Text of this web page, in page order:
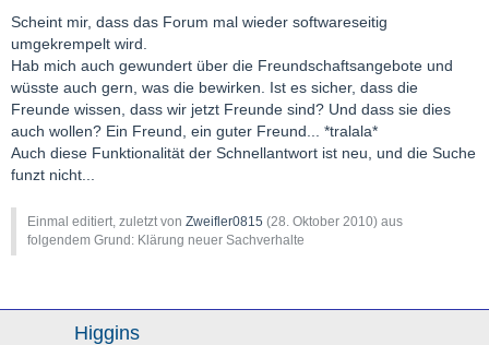
Scheint mir, dass das Forum mal wieder softwareseitig
umgekrempelt wird.
Hab mich auch gewundert über die Freundschaftsangebote und
wüsste auch gern, was die bewirken. Ist es sicher, dass die
Freunde wissen, dass wir jetzt Freunde sind? Und dass sie dies
auch wollen? Ein Freund, ein guter Freund... *tralala*
Auch diese Funktionalität der Schnellantwort ist neu, und die Suche
funzt nicht...
Einmal editiert, zuletzt von Zweifler0815 (28. Oktober 2010) aus
folgendem Grund: Klärung neuer Sachverhalte
Higgins